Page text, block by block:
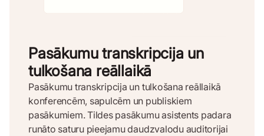
Pasākumu transkripcija un
tulkošana reāllaikā
Pasākumu transkripcija un tulkošana reāllaikā
konferencēm, sapulcēm un publiskiem
pasākumiem. Tildes pasākumu asistents padara
runāto saturu pieejamu daudzvalodu auditorijai